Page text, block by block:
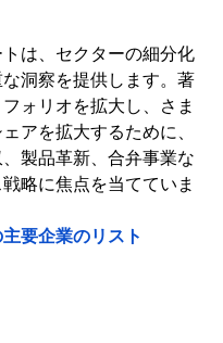
は、セクターの細分化
洞察を提供します。著
ォリオを拡大し、さま
アを拡大​​するために、
製品革新、合弁事業な
略に焦点を当てていま
要企業のリスト